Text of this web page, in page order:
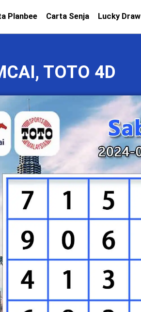
Planbee Carta Senja Lucky Draw
TOTO 4D